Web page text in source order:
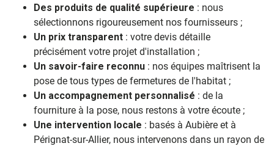
Des produits de qualité supérieure : nous
sélectionnons rigoureusement nos fournisseurs ;
Un prix transparent : votre devis détaille
précisément votre projet d'installation ;
Un savoir-faire reconnu : nos équipes maîtrisent la
pose de tous types de fermetures de l'habitat ;
Un accompagnement personnalisé : de la
fourniture à la pose, nous restons à votre écoute ;
Une intervention locale : basés à Aubière et à
Pérignat-sur-Allier, nous intervenons dans un rayon de